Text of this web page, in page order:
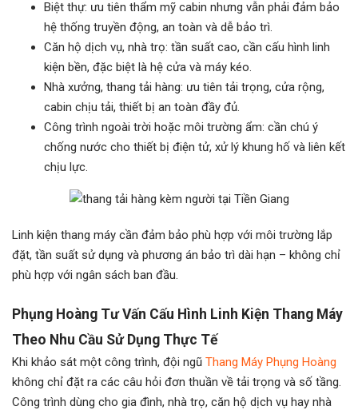
Biệt thự: ưu tiên thẩm mỹ cabin nhưng vẫn phải đảm bảo
hệ thống truyền động, an toàn và dễ bảo trì.
Căn hộ dịch vụ, nhà trọ: tần suất cao, cần cấu hình linh
kiện bền, đặc biệt là hệ cửa và máy kéo.
Nhà xưởng, thang tải hàng: ưu tiên tải trọng, cửa rộng,
cabin chịu tải, thiết bị an toàn đầy đủ.
Công trình ngoài trời hoặc môi trường ẩm: cần chú ý
chống nước cho thiết bị điện tử, xử lý khung hố và liên kết
chịu lực.
Linh kiện thang máy cần đảm bảo phù hợp với môi trường lắp
đặt, tần suất sử dụng và phương án bảo trì dài hạn – không chỉ
phù hợp với ngân sách ban đầu.
Phụng Hoàng Tư Vấn Cấu Hình Linh Kiện Thang Máy
Theo Nhu Cầu Sử Dụng Thực Tế
Khi khảo sát một công trình, đội ngũ Thang Máy Phụng Hoàng
không chỉ đặt ra các câu hỏi đơn thuần về tải trọng và số tầng.
Công trình dùng cho gia đình, nhà trọ, căn hộ dịch vụ hay nhà